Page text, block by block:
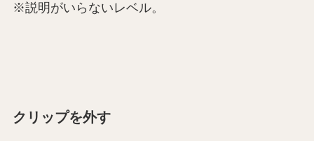
※説明がいらないレベル。
クリップを外す